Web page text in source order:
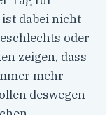
dabei nicht
oder
zeigen, dass
mehr
deswegen